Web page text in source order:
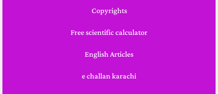
Copyrights
Free scientific calculator
English Articles
e challan karachi